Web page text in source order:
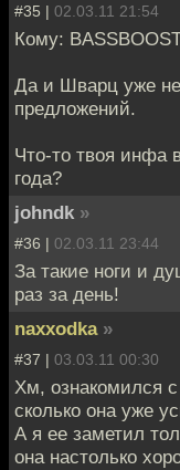
#35 | 02.03.11 21:54
Кому:
Да и Шварц уже
предложений.
Что-то твоя инфа
года?
johndk »
#36 | 02.03.11 23:44
За такие ноги и
раз за день!
naxxodka »
#37 | 03.03.11 00:30
Хм, ознакомился
сколько она уже
А я ее заметил
она настолько